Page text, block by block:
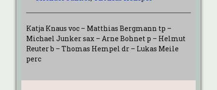
Katja Knaus voc – Matthias Bergmann tp –
Michael Junker sax – Arne Bohnet p – Helmut
Reuter b – Thomas Hempel dr – Lukas Meile
perc